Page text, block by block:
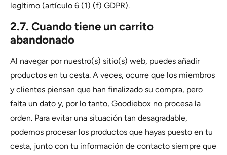
legítimo (artículo 6 (1) (f) GDPR).
2.7. Cuando tiene un carrito
abandonado
Al navegar por nuestro(s) sitio(s) web, puedes añadir
productos en tu cesta. A veces, ocurre que los miembros
y clientes piensan que han finalizado su compra, pero
falta un dato y, por lo tanto, Goodiebox no procesa la
orden. Para evitar una situación tan desagradable,
podemos procesar los productos que hayas puesto en tu
cesta, junto con tu información de contacto siempre que